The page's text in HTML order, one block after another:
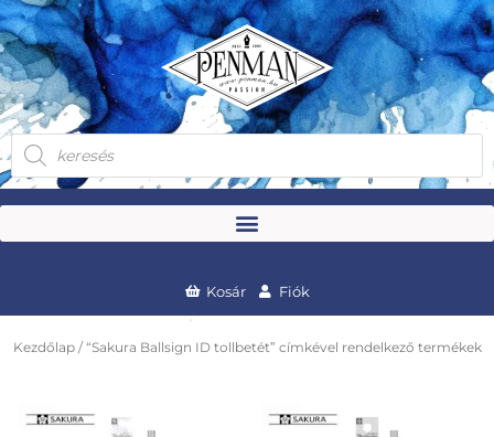
Skip
to
content
Products
search
Kosár Fiók
Kezdőlap/ “Sakura Ballsign ID tollbetét” címkével rendelkező termékek